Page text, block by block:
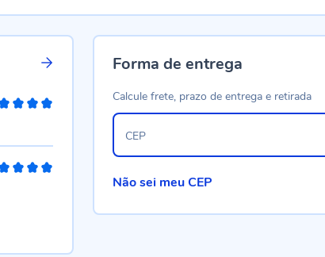
Forma de entrega
Calcule frete, prazo de entrega e retirada
CEP
Não sei meu CEP